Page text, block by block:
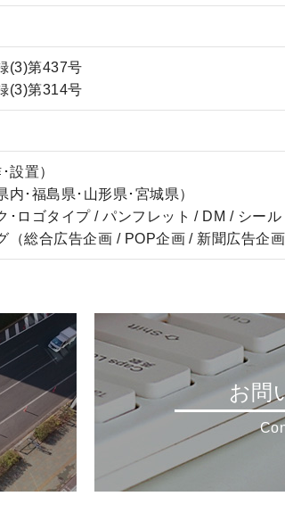
(3)第437号
(3)第314号
設置）
内･福島県･山形県･宮城県）
･ロゴタイプ / パンフレット / DM / シー
（総合広告企画 / POP企画 / 新聞広告企
お問